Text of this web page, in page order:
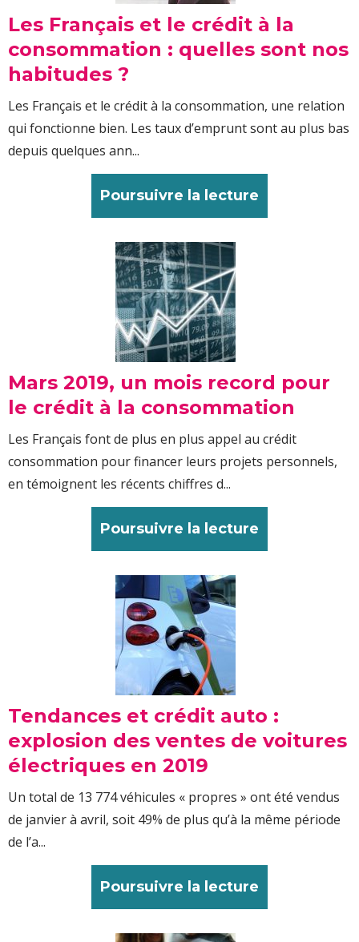
Les Français et le crédit à la
consommation : quelles sont nos
habitudes ?
Les Français et le crédit à la consommation, une relation
qui fonctionne bien. Les taux d’emprunt sont au plus bas
depuis quelques ann...
Poursuivre la lecture
Mars 2019, un mois record pour
le crédit à la consommation
Les Français font de plus en plus appel au crédit
consommation pour financer leurs projets personnels,
en témoignent les récents chiffres d...
Poursuivre la lecture
Tendances et crédit auto :
explosion des ventes de voitures
électriques en 2019
Un total de 13 774 véhicules « propres » ont été vendus
de janvier à avril, soit 49% de plus qu’à la même période
de l’a...
Poursuivre la lecture